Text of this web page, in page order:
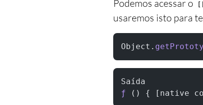
Podemos acessar o
usaremos isto para
Object.
Saída
ƒ () { [native